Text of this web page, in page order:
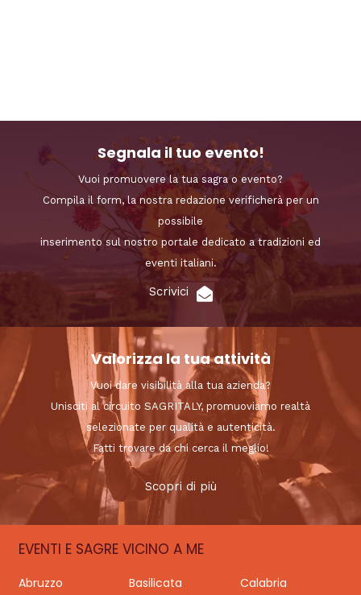
Segnala il tuo evento!
Vuoi promuovere la tua sagra o evento?
Compila il form, la nostra redazione verificherà per un
possibile
inserimento sul nostro portale dedicato a tradizioni ed
eventi italiani.
Scrivici
Valorizza la tua attività
Vuoi dare visibilità alla tua azienda?
Unisciti al circuito SAGRITALY, promuoviamo realtà
selezionate per qualità e autenticità.
Fatti trovare da chi cerca il meglio!
Scopri di più
EVENTI E SAGRE VICINO A ME
Abruzzo Basilicata
Calabria